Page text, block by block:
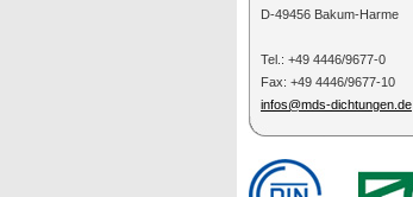
D-49456 Bakum-Harme
Tel.: +49 4446/9677-0
Fax: +49 4446/9677-10
infos@mds-dichtungen.de